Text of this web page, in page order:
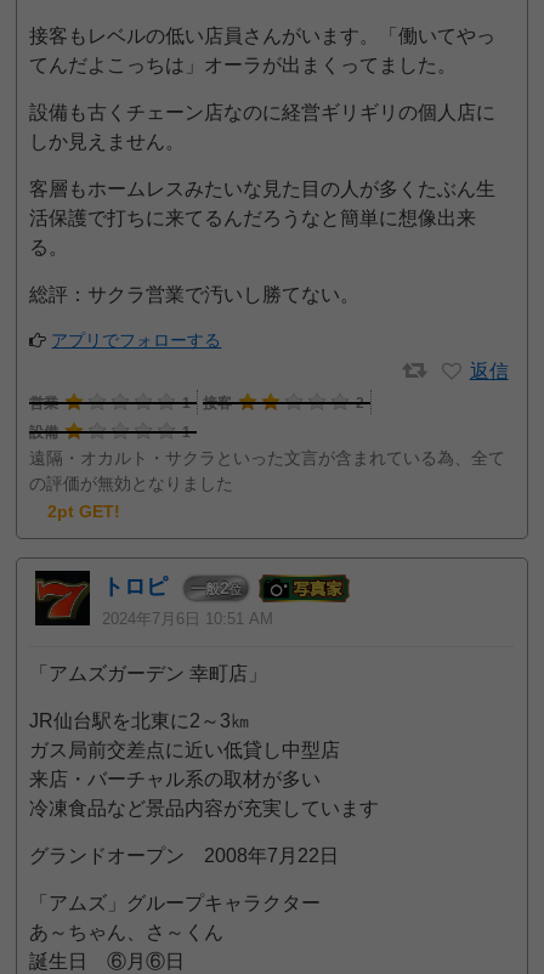
接客もレベルの低い店員さんがいます。「働いてやっ
てんだよこっちは」オーラが出まくってました。
設備も古くチェーン店なのに経営ギリギリの個人店に
しか見えません。
客層もホームレスみたいな見た目の人が多くたぶん生
活保護で打ちに来てるんだろうなと簡単に想像出来
る。
総評：サクラ営業で汚いし勝てない。
アプリでフォローする
返信
営業 1 接客
2
設備
1
遠隔・オカルト・サクラといった文言が含まれている為、全て
の評価が無効となりました
2pt GET!
トロピ 一般2位
2024年7月6日 10:51 AM
「アムズガーデン 幸町店」
JR仙台駅を北東に2～3㎞
ガス局前交差点に近い低貸し中型店
来店・バーチャル系の取材が多い
冷凍食品など景品内容が充実しています
グランドオープン 2008年7月22日
「アムズ」グループキャラクター
あ～ちゃん、さ～くん
誕生日 ⑥月⑥日